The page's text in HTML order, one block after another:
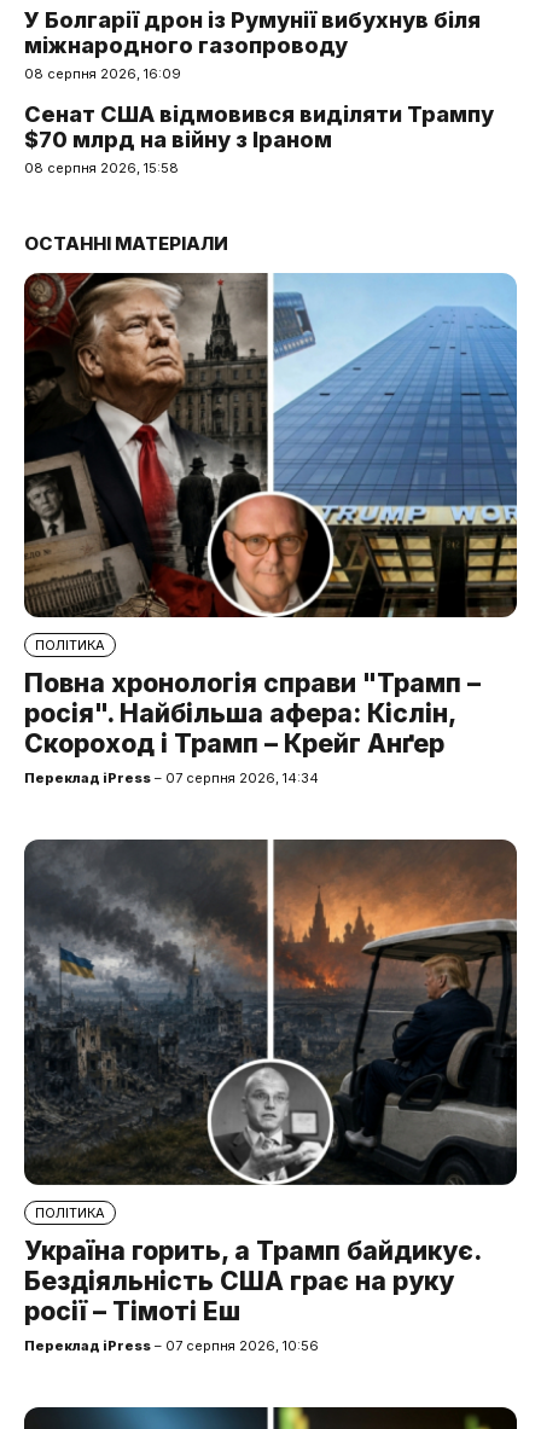
У Болгарії дрон із Румунії вибухнув біля
міжнародного газопроводу
08 серпня 2026, 16:09
Сенат США відмовився виділяти Трампу
$70 млрд на війну з Іраном
08 серпня 2026, 15:58
ОСТАННІ МАТЕРІАЛИ
ПОЛІТИКА
Повна хронологія справи "Трамп –
росія". Найбільша афера: Кіслін,
Скороход і Трамп – Крейг Анґер
Переклад iPress – 07 серпня 2026, 14:34
ПОЛІТИКА
Україна горить, а Трамп байдикує.
Бездіяльність США грає на руку
росії – Тімоті Еш
Переклад iPress – 07 серпня 2026, 10:56